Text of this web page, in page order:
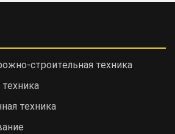
cтроительная техника
техника
техника